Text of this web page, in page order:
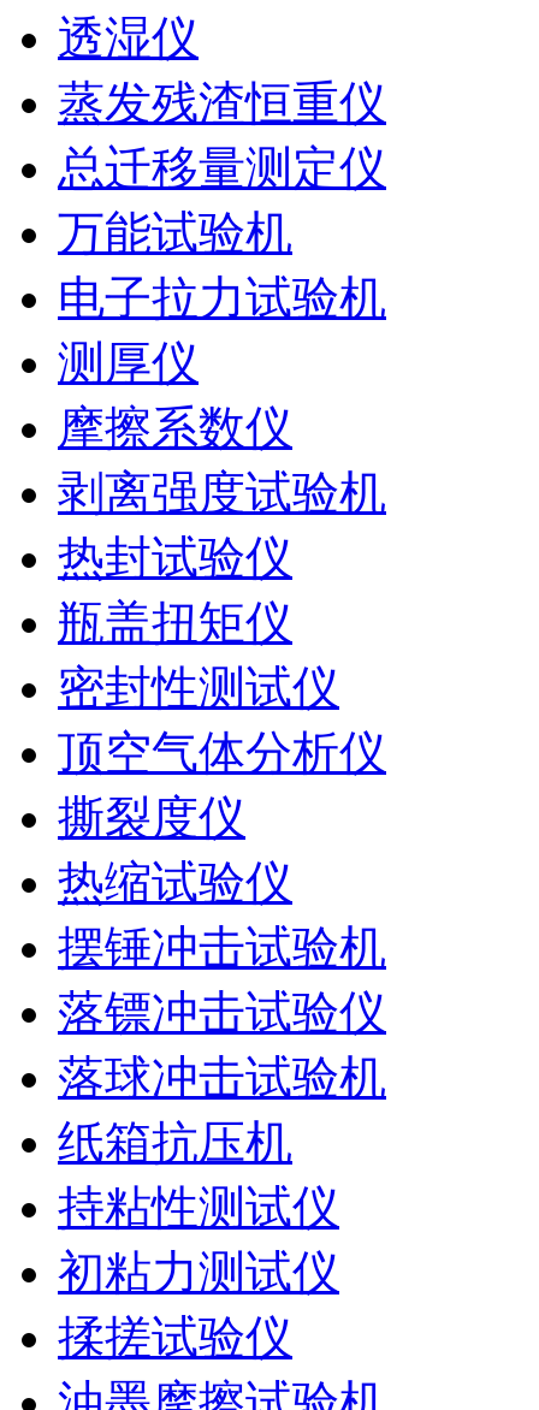
透湿仪
蒸发残渣恒重仪
总迁移量测定仪
万能试验机
电子拉力试验机
测厚仪
摩擦系数仪
剥离强度试验机
热封试验仪
瓶盖扭矩仪
密封性测试仪
顶空气体分析仪
撕裂度仪
热缩试验仪
摆锤冲击试验机
落镖冲击试验仪
落球冲击试验机
纸箱抗压机
持粘性测试仪
初粘力测试仪
揉搓试验仪